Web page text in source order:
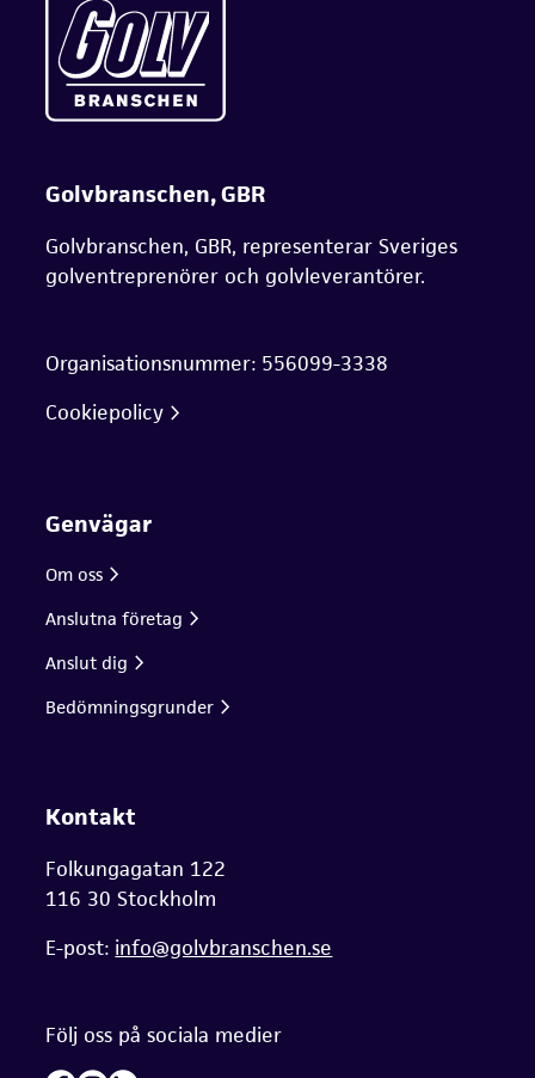
Golvbranschen, GBR
Golvbranschen, GBR, representerar Sveriges
golventreprenörer och golvleverantörer.
Organisationsnummer: 556099-3338
Cookiepolicy
Genvägar
Om oss
Anslutna företag
Anslut dig
Bedömningsgrunder
Kontakt
Folkungagatan 122
116 30 Stockholm
E-post: info@golvbranschen.se
Följ oss på sociala medier